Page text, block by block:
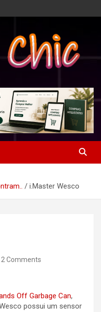
i.Master Wesco
2 Comments
Off Garbage Can,
possui um sensor